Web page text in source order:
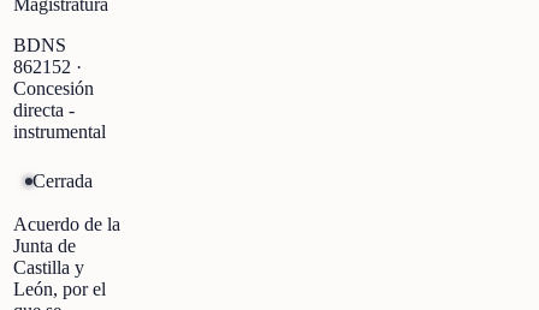
Magistratura
BDNS
862152 ·
Concesión
directa -
instrumental
Cerrada
Acuerdo de la
Junta de
Castilla y
León, por el